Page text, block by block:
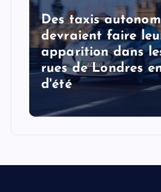
Des taxis
devraient faire
apparition dans
rues de Londres
d'été